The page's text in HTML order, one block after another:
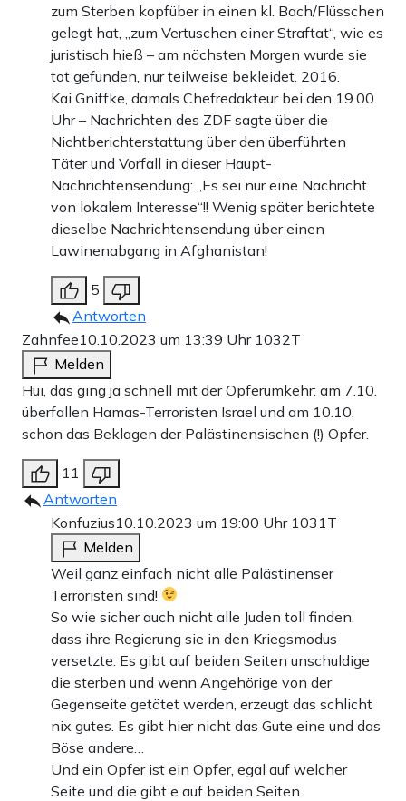
zum Sterben kopfüber in einen kl. Bach/Flüsschen
gelegt hat, „zum Vertuschen einer Straftat“, wie es
juristisch hieß – am nächsten Morgen wurde sie
tot gefunden, nur teilweise bekleidet. 2016.
Kai Gniffke, damals Chefredakteur bei den 19.00
Uhr – Nachrichten des ZDF sagte über die
Nichtberichterstattung über den überführten
Täter und Vorfall in dieser Haupt-
Nachrichtensendung: „Es sei nur eine Nachricht
von lokalem Interesse“!! Wenig später berichtete
dieselbe Nachrichtensendung über einen
Lawinenabgang in Afghanistan!
5
Antworten
Zahnfee10.10.2023 um 13:39 Uhr 1032T
Melden
Hui, das ging ja schnell mit der Opferumkehr: am 7.10.
überfallen Hamas-Terroristen Israel und am 10.10.
schon das Beklagen der Palästinensischen (!) Opfer.
11
Antworten
Konfuzius10.10.2023 um 19:00 Uhr 1031T
Melden
Weil ganz einfach nicht alle Palästinenser
Terroristen sind!
So wie sicher auch nicht alle Juden toll finden,
dass ihre Regierung sie in den Kriegsmodus
versetzte. Es gibt auf beiden Seiten unschuldige
die sterben und wenn Angehörige von der
Gegenseite getötet werden, erzeugt das schlicht
nix gutes. Es gibt hier nicht das Gute eine und das
Böse andere…
Und ein Opfer ist ein Opfer, egal auf welcher
Seite und die gibt e auf beiden Seiten.